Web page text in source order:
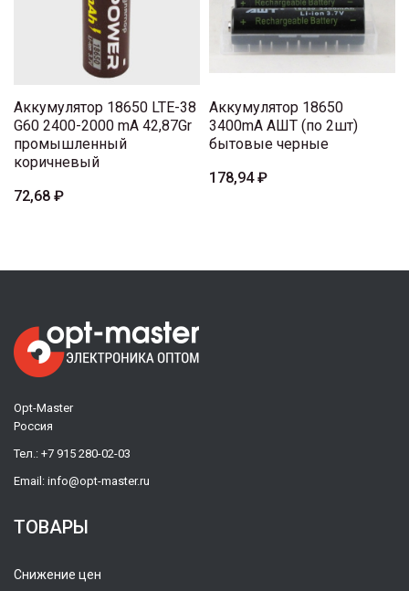
Аккумулятор 18650 LTE-38
G60 2400-2000 mA 42,87Gr
промышленный
коричневый
72,68 ₽
Аккумулятор 18650
3400mA АШТ (по 2шт)
бытовые черные
178,94 ₽
Opt-Master
Россия
Тел.: +7 915 280-02-03
Email: info@opt-master.ru
ТОВАРЫ
Снижение цен